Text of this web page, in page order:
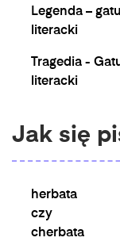
Legenda –
literacki
Tragedia -
literacki
Jak się
herbata
czy
cherbata